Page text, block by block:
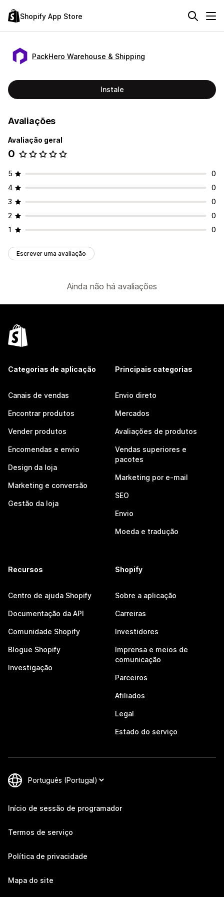
Shopify App Store
PackHero Warehouse & Shipping
Instale
Avaliações
Avaliação geral
0
5
0
4
0
3
0
2
0
1
0
Escrever uma avaliação
Ainda não há avaliações
Categorias de aplicação
Canais de vendas
Encontrar produtos
Vender produtos
Encomendas e envio
Design da loja
Marketing e conversão
Gestão da loja
Principais categorias
Envio direto
Mercados
Avaliações de produtos
Vendas superiores e
pacotes
Marketing por e-mail
SEO
Envio
Moeda e tradução
Recursos
Centro de ajuda Shopify
Documentação da API
Comunidade Shopify
Blogue Shopify
Investigação
Shopify
Sobre a aplicação
Carreiras
Investidores
Imprensa e meios de
comunicação
Parceiros
Afiliados
Legal
Estado do serviço
Início de sessão de programador
Termos de serviço
Política de privacidade
Mapa do site